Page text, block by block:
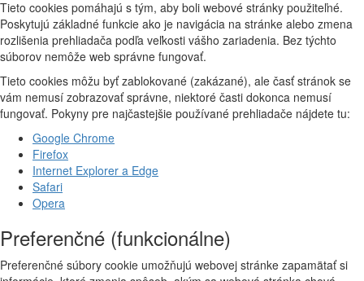
Tieto cookies pomáhajú s tým, aby boli webové stránky použiteľné.
Poskytujú základné funkcie ako je navigácia na stránke alebo zmena
rozlišenia prehliadača podľa veľkosti vášho zariadenia. Bez týchto
súborov nemôže web správne fungovať.
Tieto cookies môžu byť zablokované (zakázané), ale časť stránok se
vám nemusí zobrazovať správne, niektoré časti dokonca nemusí
fungovať. Pokyny pre najčastejšie používané prehliadače nájdete tu:
Google Chrome
Firefox
Internet Explorer a Edge
Safari
Opera
Preferenčné (funkcionálne)
Preferenčné súbory cookie umožňujú webovej stránke zapamätať si